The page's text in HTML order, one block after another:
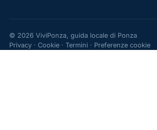
© 2026 ViviPonza, guida locale di Ponza
Privacy· Cookie· Termini · Preferenze cookie